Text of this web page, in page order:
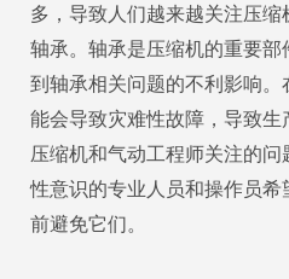
多，导致人们越来越关注压
轴承。轴承是压缩机的重要
到轴承相关问题的不利影响
能会导致灾难性故障，导致
压缩机和气动工程师关注的
性意识的专业人员和操作员
前避免它们。